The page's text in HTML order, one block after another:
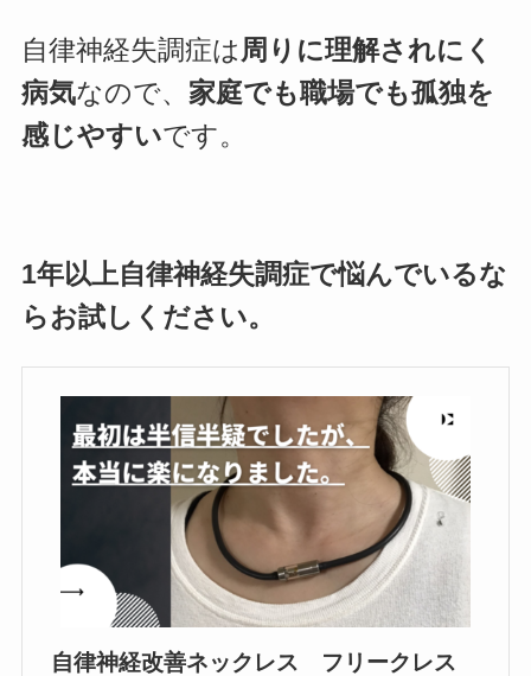
自律神経失調症は周りに理解されにく
病気なので、 家庭でも職場でも孤独を
感じやすいです。
1年以上自律神経失調症で悩んでいるな
らお試しください。
自律神経改善ネックレス フリークレス